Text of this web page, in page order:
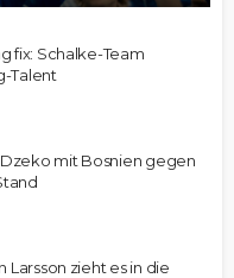
fix: Schalke-Team
Talent
mit Bosnien gegen
Larsson zieht es in die